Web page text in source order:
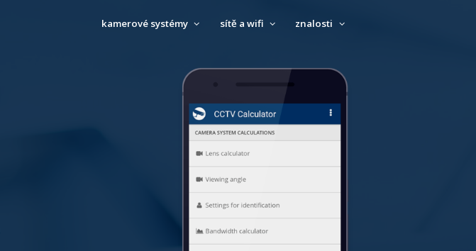
kamerové systémy sítě a wifi znalosti